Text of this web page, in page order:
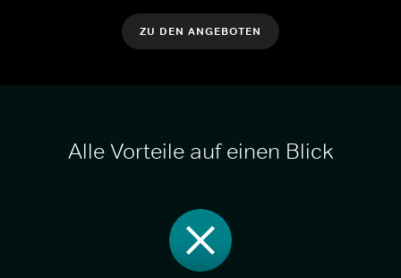
ZU DEN ANGEBOTEN
Alle Vorteile auf einen Blick